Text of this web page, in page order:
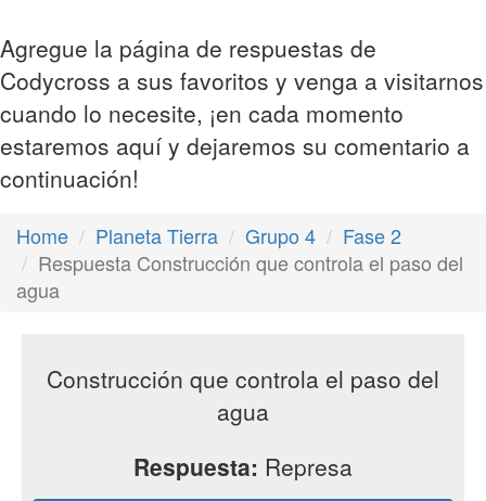
Agregue la página de respuestas de
Codycross a sus favoritos y venga a visitarnos
cuando lo necesite, ¡en cada momento
estaremos aquí y dejaremos su comentario a
continuación!
Home Planeta Tierra Grupo 4
Fase 2
Respuesta Construcción que controla el paso del
agua
Construcción que controla el paso del
agua
Respuesta: Represa